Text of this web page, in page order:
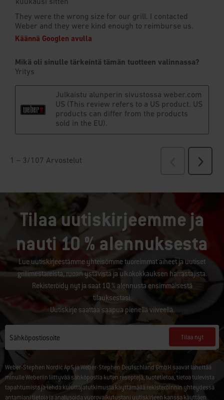
Tilaa uutiskirjeemme ja
nauti 10 % alennuksesta
Lue uutiskirjeestämme yhteisömme tuoreimmat aiheet ja uutiset
grillimestareista, ruoan ystävistä ja ulkokokkauksen harrastajista.
Rekisteröidy nyt ja saat 10 % alennusta ensimmäisestä
tilauksestasi.
Uutiskirje saattaa saapua pienellä viiveellä.
Sähköpostiosoite Tilaa nyt
Weber-Stephen Nordic ApS ja Weber-Stephen Deutschland GmbH saavat lähettää
minulle Weberiin liittyvää sähköpostia kuten reseptejä, tuotetietoa, tietoa tulevista
tapahtumista ja tehdä kuluttajatutkimusta käyttämällä rekisteröinnin yhteydessä
antamiani tietoja ja analysoida vuorovaikutustani uutiskirjeen kanssa käyttäen